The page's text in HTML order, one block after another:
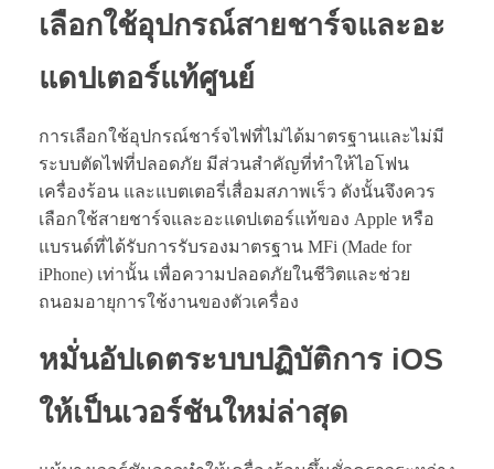
เลือกใช้อุปกรณ์สายชาร์จและอะ
แดปเตอร์แท้ศูนย์
การเลือกใช้อุปกรณ์ชาร์จไฟที่ไม่ได้มาตรฐานและไม่มี
ระบบตัดไฟที่ปลอดภัย มีส่วนสำคัญที่ทำให้ไอโฟน
เครื่องร้อน และแบตเตอรี่เสื่อมสภาพเร็ว ดังนั้นจึงควร
เลือกใช้สายชาร์จและอะแดปเตอร์แท้ของ Apple หรือ
แบรนด์ที่ได้รับการรับรองมาตรฐาน MFi (Made for
iPhone) เท่านั้น เพื่อความปลอดภัยในชีวิตและช่วย
ถนอมอายุการใช้งานของตัวเครื่อง
หมั่นอัปเดตระบบปฏิบัติการ iOS
ให้เป็นเวอร์ชันใหม่ล่าสุด